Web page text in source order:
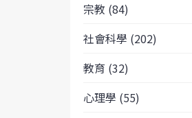
宗教 (84)
社會科學 (202)
教育 (32)
心理學 (55)